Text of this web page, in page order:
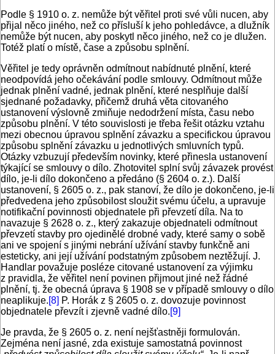
Podle § 1910 o. z. nemůže být věřitel proti své vůli nucen, aby
přijal něco jiného, než co přísluší k jeho pohledávce, a dlužník
nemůže být nucen, aby poskytl něco jiného, než co je dlužen.
Totéž platí o místě, čase a způsobu splnění.
Věřitel je tedy oprávněn odmítnout nabídnuté plnění, které
neodpovídá jeho očekávání podle smlouvy. Odmítnout může
jednak plnění vadné, jednak plnění, které nesplňuje další
sjednané požadavky, přičemž druhá věta citovaného
ustanovení výslovně zmiňuje nedodržení místa, času nebo
způsobu plnění. V této souvislosti je třeba řešit otázku vztahu
mezi obecnou úpravou splnění závazku a specifickou úpravou
způsobu splnění závazku u jednotlivých smluvních typů.
Otázky vzbuzují především novinky, které přinesla ustanovení
týkající se smlouvy o dílo. Zhotovitel splní svůj závazek provést
dílo, je-li dílo dokončeno a předáno (§ 2604 o. z.). Další
ustanovení, § 2605 o. z., pak stanoví, že dílo je dokončeno, je-li
předvedena jeho způsobilost sloužit svému účelu, a upravuje
notifikační povinnosti objednatele při převzetí díla. Na to
navazuje § 2628 o. z., který zakazuje objednateli odmítnout
převzetí stavby pro ojedinělé drobné vady, které samy o sobě
ani ve spojení s jinými nebrání užívání stavby funkčně ani
esteticky, ani její užívání podstatným způsobem neztěžují. J.
Handlar považuje posléze citované ustanovení za výjimku
z pravidla, že věřitel není povinen přijmout jiné než řádné
plnění, tj. že obecná úprava § 1908 se v případě smlouvy o dílo
ne­aplikuje.[8] P. Horák z § 2605 o. z. dovozuje povinnost
objednatele převzít i zjevně vadné dílo.[9]
Je pravda, že § 2605 o. z. není nejšťastněji formulován.
Zejména není jasné, zda existuje samostatná povinnost